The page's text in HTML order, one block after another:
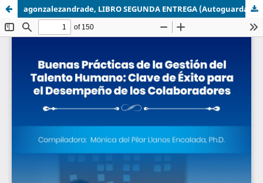
agonzalezandrade, LIBRO SEGUNDA ENTREGA (Autoguardado).pdf